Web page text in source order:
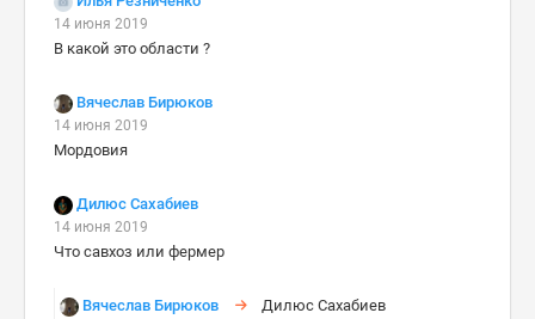
14 июня 2019
В какой это области ?
Вячеслав Бирюков
14 июня 2019
Мордовия
Дилюс Сахабиев
14 июня 2019
Что савхоз или фермер
Вячеслав Бирюков Дилюс Сахабиев